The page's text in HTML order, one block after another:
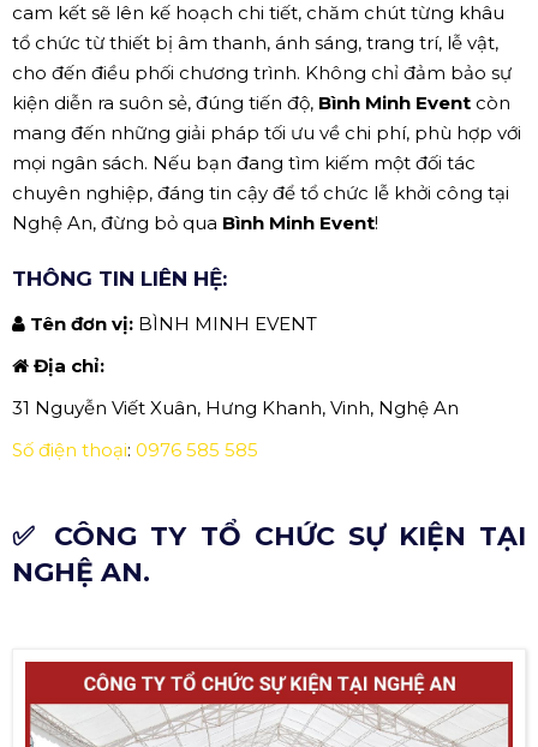
cam kết sẽ lên kế hoạch chi tiết, chăm chút từng khâu
tổ chức từ thiết bị âm thanh, ánh sáng, trang trí, lễ vật,
cho đến điều phối chương trình. Không chỉ đảm bảo sự
kiện diễn ra suôn sẻ, đúng tiến độ, Bình Minh Event còn
mang đến những giải pháp tối ưu về chi phí, phù hợp với
mọi ngân sách. Nếu bạn đang tìm kiếm một đối tác
chuyên nghiệp, đáng tin cậy để tổ chức lễ khởi công tại
Nghệ An, đừng bỏ qua Bình Minh Event!
THÔNG TIN LIÊN HỆ:
Tên đơn vị: BÌNH MINH EVENT
Địa chỉ:
31 Nguyễn Viết Xuân, Hưng Khanh, Vinh, Nghệ An
Số điện thoại: 0976 585 585
✅ CÔNG TY TỔ CHỨC SỰ KIỆN TẠI
NGHỆ AN.